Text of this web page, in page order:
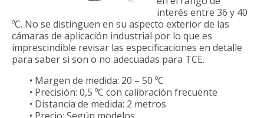
interés entre 36 y 40
ºC. No se distinguen en su aspecto exterior de las
cámaras de aplicación industrial por lo que es
imprescindible revisar las especificaciones en detalle
para saber si son o no adecuadas para TCE.
• Margen de medida: 20 – 50 ºC
• Precisión: 0,5 ºC con calibración frecuente
• Distancia de medida: 2 metros